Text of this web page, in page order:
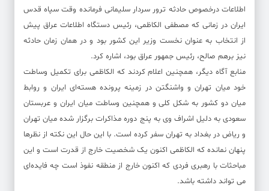
اطلاعات درخصوص حادثه ترور سردار سلیمانی فرمانده وقت سپاه قدس
ایران در زمانی که مصطفی الکاظمی، رئیس دستگاه اطلاعات عراق پیش
از انتخاب به عنوان نخست وزیر این کشور بود و در همان زمان حادثه
نیز برهم صالح، رئیس جمهور عراق بود، اشاره کرد.
منابع آگاه دیگر، همچنین اعلام کردند که الکاظمی برای تکمیل وساطت
خود میان تهران و واشنگتن در زمینه پرونده هسته‌ای ایران و روابط
میان دو کشور به شکل کلی و همچنین وساطت میان ایران و عربستان
سعودی به دلیل اشراف وی به پنج دوره مذاکرات برگزار شده میان تهران
و ریاض در بغداد به تهران سفر کرده است. با این حال این نکته از نظرها
پنهان نمانده که الکاظمی اکنون یک شخصیت خارج از قدرت است و این
مباحثات با رهبری فردی که اکنون خارج از منطقه نفوذ است چه فایده‌ای
می تواند داشته باشد.